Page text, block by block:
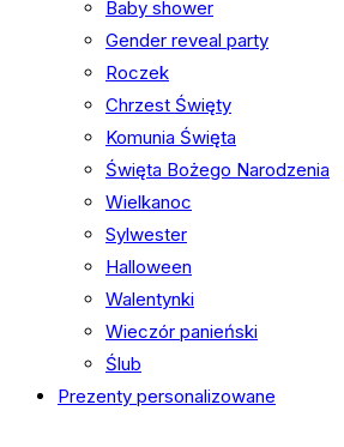
Baby shower
Gender reveal party
Roczek
Chrzest Święty
Komunia Święta
Święta Bożego Narodzenia
Wielkanoc
Sylwester
Halloween
Walentynki
Wieczór panieński
Ślub
Prezenty personalizowane